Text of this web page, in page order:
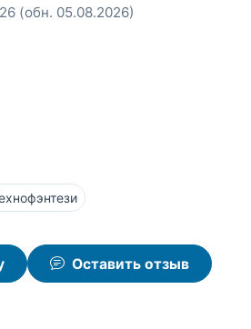
(обн. 05.08.2026)
Оставить отзыв